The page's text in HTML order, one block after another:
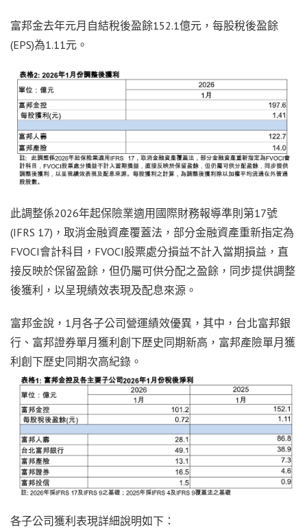
富邦金去年元月自結稅後盈餘152.1億元，每股稅後盈餘
(EPS)為1.11元。
此調整係2026年起保險業適用國際財務報導準則第17號
(IFRS 17)，取消金融資產覆蓋法，部分金融資產重新指定為
FVOCI會計科目，FVOCI股票處分損益不計入當期損益，直
接反映於保留盈餘，但仍屬可供分配之盈餘，同步提供調整
後獲利，以呈現績效表現及配息來源。
富邦金說，1月各子公司營運績效優異，其中，台北富邦銀
行、富邦證券單月獲利創下歷史同期新高，富邦產險單月獲
利創下歷史同期次高紀錄。
各子公司獲利表現詳細說明如下：